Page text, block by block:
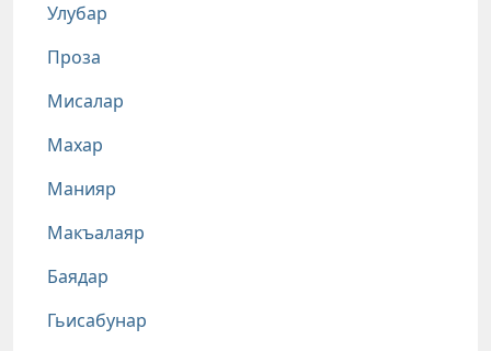
Улубар
Проза
Мисалар
Махар
Манияр
Макъалаяр
Баядар
Гьисабунар